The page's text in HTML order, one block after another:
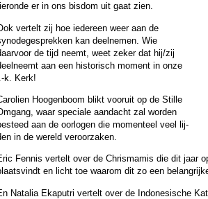
er in ons bisdom uit gaat zien.
ver­telt zij hoe ieder­een weer aan de
kan deel­ne­men. Wie
de tijd neemt, weet zeker dat hij/zij
aan een his­to­risch moment in onze
k. Kerk!
Hoogen­boom blikt vooruit op de Stille
waar speciale aan­dacht zal wor­den
aan de oorlogen die momen­teel veel lij­
in de wereld veroor­zaken.
Fennis ver­telt over de Chrisma­mis die dit jaar
en licht toe waarom dit zo een
Natalia Ekaputri ver­telt over de Indonesische